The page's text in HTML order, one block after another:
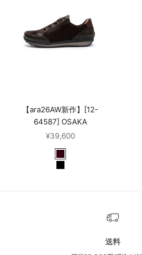
【ara26AW新作】[12-
64587] OSAKA
セール価格
¥39,600
CACAO,MORO,MOCCA
SCHWARZ
送料